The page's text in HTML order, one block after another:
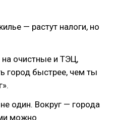
— растут налоги, но
на очистные и ТЭЦ,
город быстрее, чем ты
один. Вокруг — города
можно